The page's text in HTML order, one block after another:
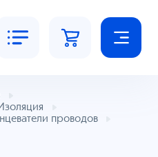
проводов